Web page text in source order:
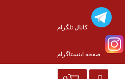
کانال تلگرام
صفحه اینستاگرام